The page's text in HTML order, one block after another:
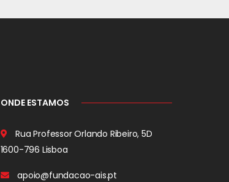
ONDE ESTAMOS
Rua Professor Orlando Ribeiro, 5D
1600-796 Lisboa
apoio@fundacao-ais.pt